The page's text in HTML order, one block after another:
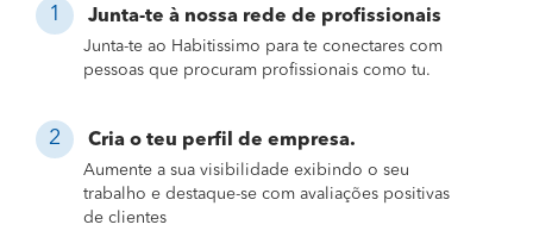
Junta-te à nossa rede de profissionais
Junta-te ao Habitissimo para te conectares com
pessoas que procuram profissionais como tu.
Cria o teu perfil de empresa.
Aumente a sua visibilidade exibindo o seu
trabalho e destaque-se com avaliações positivas
de clientes